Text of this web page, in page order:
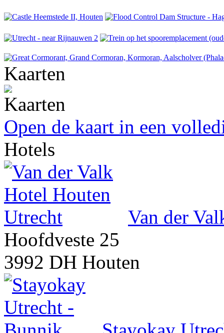
Kaarten
Open de kaart in een
Hotels
Van der
Hoofdveste 25
3992 DH Houten